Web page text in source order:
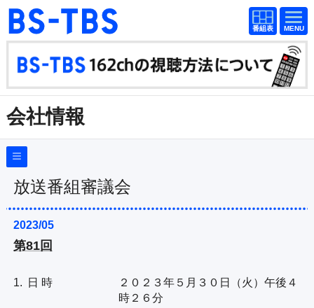
番組
表
BS-TBS
番組
表
ドラマ 映画
紀行 報道
教養
音楽
アニメ
イベント ショッピング
会社情報
放送番組審議会
第81回
2023/05
1. 日 時
２０２３年５月３０日（火）午後４
時２６分
会社概要
採用情報
放送番組審議会
番組種別の公表
反社会的勢力排除についての指針